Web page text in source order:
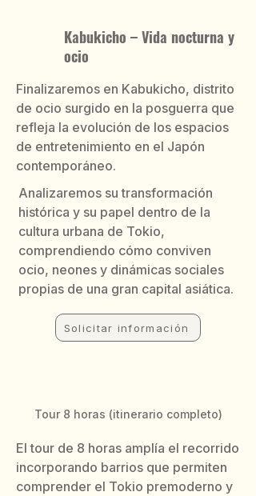
Kabukicho – Vida nocturna y
ocio
Finalizaremos en Kabukicho, distrito
de ocio surgido en la posguerra que
refleja la evolución de los espacios
de entretenimiento en el Japón
contemporáneo.
Analizaremos su transformación
histórica y su papel dentro de la
cultura urbana de Tokio,
comprendiendo cómo conviven
ocio, neones y dinámicas sociales
propias de una gran capital asiática.
Solicitar información
Tour 8 horas (itinerario completo)
El tour de 8 horas amplía el recorrido
incorporando barrios que permiten
comprender el Tokio premoderno y